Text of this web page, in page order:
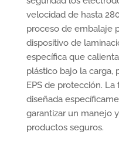
velocidad de hasta
proceso de embalaje
dispositivo de
específica que
plástico bajo la carga,
EPS de protección.
diseñada
garantizar un manejo
productos seguros.